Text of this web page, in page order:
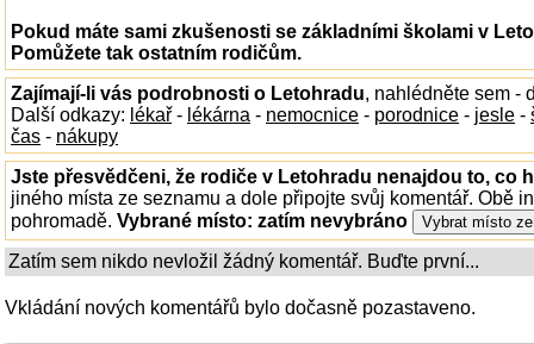
Pokud máte sami zkušenosti se základními školami v
Pomůžete tak ostatním rodičům.
Zajímají-li vás podrobnosti o Letohradu, nahlédněte sem -
Další odkazy: lékař - lékárna - nemocnice - porodnice - jesle -
čas - nákupy
Jste přesvědčeni, že rodiče v Letohradu nenajdou to, co
jiného místa ze seznamu a dole připojte svůj komentář. Obě
pohromadě. Vybrané místo: zatím nevybráno
Zatím sem nikdo nevložil žádný komentář. Buďte první...
Vkládání nových komentářů bylo dočasně pozastaveno.